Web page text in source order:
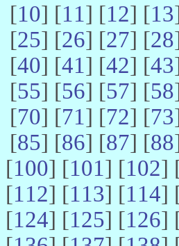
[10] [11] [12] [13
[25] [26] [27] [28
[40] [41] [42] [43
[55] [56] [57] [58
[70] [71] [72] [73
[85] [86] [87] [88
[100] [101] [102]
[112] [113] [114]
[124] [125] [126]